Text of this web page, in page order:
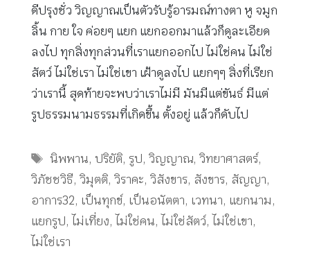
ดีปรุงชั่ว วิญญาณเป็นตัวรับรู้อารมณ์ทางตา หู จมูก
ลิ้น กาย ใจ ค่อยๆ แยก แยกออกมาแล้วก็ดูละเอียด
ลงไป ทุกสิ่งทุกส่วนที่เราแยกออกไป ไม่ใช่คน ไม่ใช่
สัตว์ ไม่ใช่เรา ไม่ใช่เขา เฝ้าดูลงไป แยกๆๆ สิ่งที่เรียก
ว่าเรานี้ สุดท้ายจะพบว่าเราไม่มี มันมีแต่ขันธ์ มีแต่
รูปธรรมนามธรรมที่เกิดขึ้น ตั้งอยู่ แล้วก็ดับไป
Tags
นิพพาน, ปริยัติ, รูป,วิญญาณ,วิทยาศาสตร์,
วิภัชชวิธี, วิมุตติ, วิราคะ, วิสังขาร, สังขาร, สัญญา,
อาการ32, เป็นทุกข์, เป็นอนัตตา, เวทนา, แยกนาม,
แยกรูป, ไม่เที่ยง, ไม่ใช่คน, ไม่ใช่สัตว์, ไม่ใช่เขา,
ไม่ใช่เรา